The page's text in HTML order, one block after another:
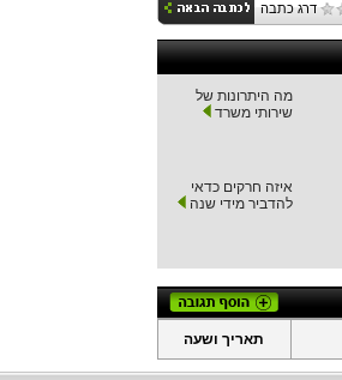
דרג כתבה
מה היתרונות של
שירותי משרד
איזה חרקים כדאי
להדביר מידי שנה
תאריך ושעה